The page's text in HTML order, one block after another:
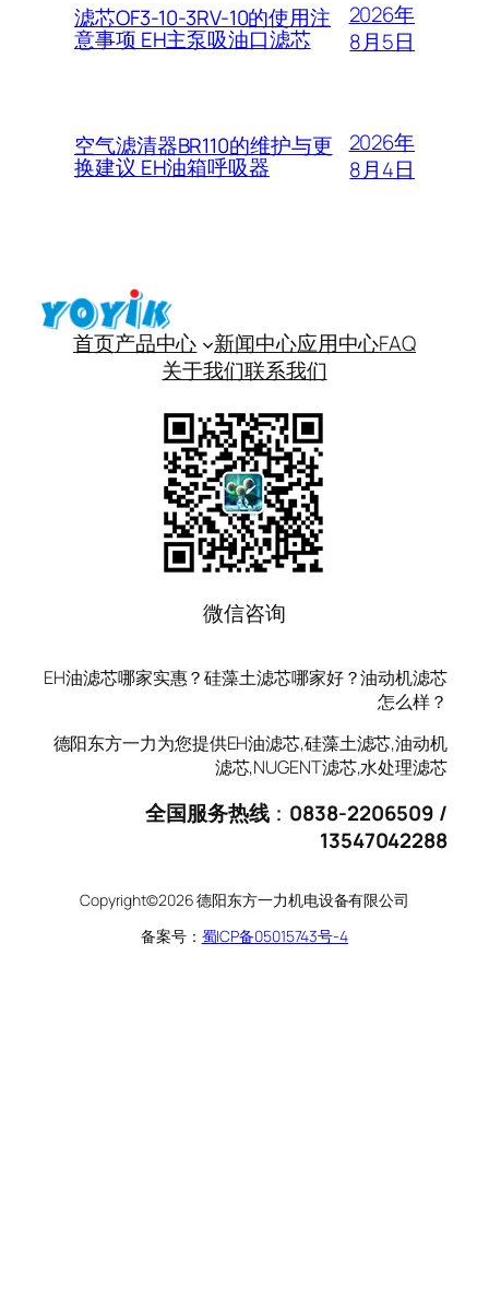
滤芯OF3-10-3RV-10的使用注
意事项 EH主泵吸油口滤芯
2026年
8月5日
空气滤清器BR110的维护与更
换建议 EH油箱呼吸器
2026年
8月4日
首页产品中心 新闻中心应用中心FAQ
关于我们联系我们
微信咨询
EH油滤芯哪家实惠？硅藻土滤芯哪家好？油动机滤芯
怎么样？
德阳东方一力为您提供EH油滤芯,硅藻土滤芯,油动机
滤芯,NUGENT滤芯,水处理滤芯
全国服务热线： 0838-2206509 /
13547042288
Copyright©2026 德阳东方一力机电设备有限公司
备案号： 蜀ICP备05015743号-4